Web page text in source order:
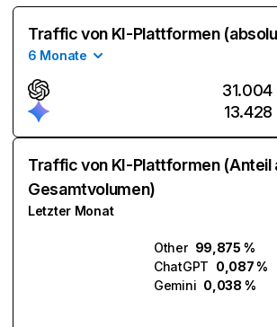
Traffic von KI-Plattformen
6 Monate
31.004
13.428
Traffic von KI-Plattformen (Anteil
Gesamtvolumen)
Letzter Monat
Other 99,875 %
ChatGPT 0,087 %
Gemini 0,038 %